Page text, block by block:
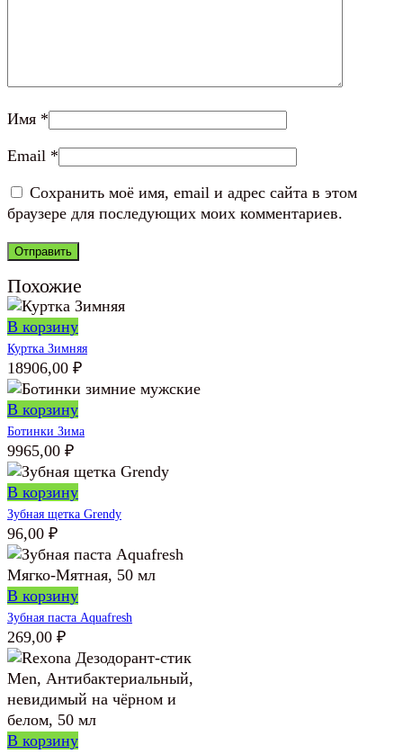
Имя *
Email *
Сохранить моё имя, email и адрес сайта в этом
браузере для последующих моих комментариев.
Похожие
В корзину
Куртка Зимняя
18906,00 ₽
В корзину
Ботинки Зима
9965,00 ₽
В корзину
Зубная щетка Grendy
96,00 ₽
В корзину
Зубная паста Aquafresh
269,00 ₽
В корзину